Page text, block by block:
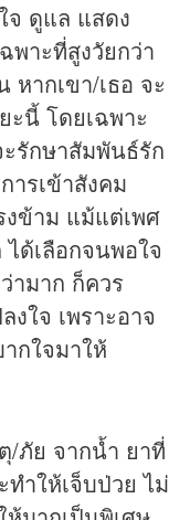
จ ดูแล แสดง
พาะที่สูงวัยกว่า
ากเขา/เธอ จะ
นี้ โดยเฉพาะ
รักษาสัมพันธ์รัก
ารเข้าสังคม
ข้าม แม้แต่เพศ
ด้เลือกจนพอใจ
ามาก ก็ควร
ใจ เพราะอาจ
กใจมาให้
/ภัย จากน้ำ ยาที่
ำให้เจ็บป่วย ไม่